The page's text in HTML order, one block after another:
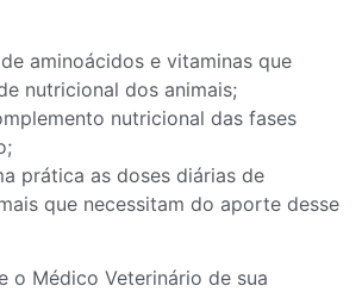
aminoácidos e vitaminas que
nutricional dos animais;
nutricional das fases
prática as doses diárias de
que necessitam do aporte desse
o Médico Veterinário de sua